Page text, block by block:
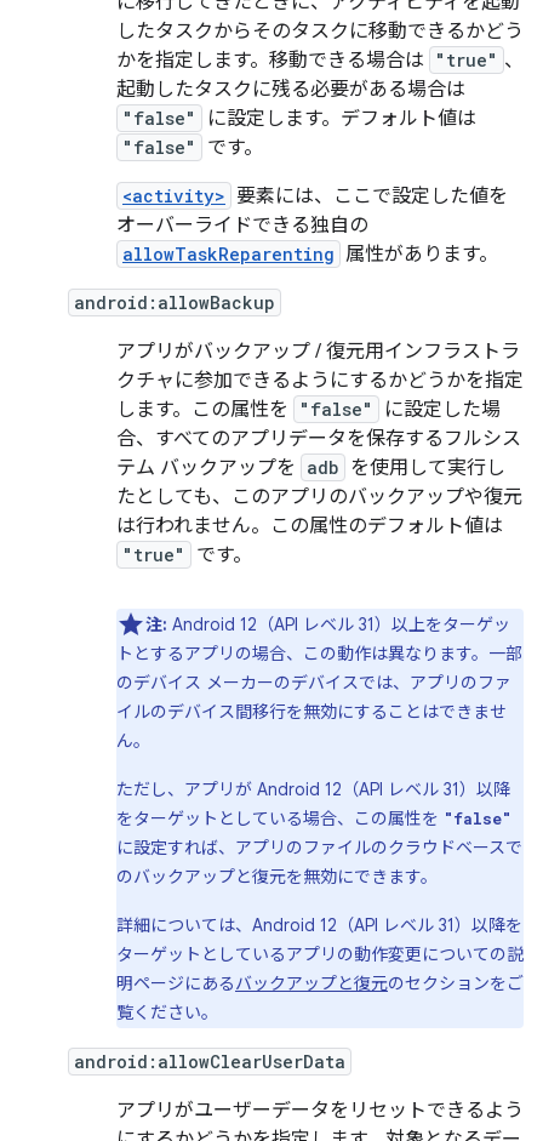
したタスクからそのタスクに移動できるかどう
かを指定します。移動できる場合は
"true" 、
起動したタスクに残る必要がある場合は
"false" に設定します。デフォルト値は
"false" です。
<activity> 要素には、ここで設定した値を
オーバーライドできる独自の
allowTaskReparenting 属性があります。
android:allowBackup
アプリがバックアップ / 復元用インフラストラ
クチャに参加できるようにするかどうかを指定
します。この属性を
"false"
に設定した場
合、すべてのアプリデータを保存するフルシス
テム バックアップを
adb を使用して実行し
たとしても、このアプリのバックアップや復元
は行われません。この属性のデフォルト値は
"true" です。
注: Android 12（API レベル 31）以上をターゲッ
トとするアプリの場合、この動作は異なります。一部
のデバイス メーカーのデバイスでは、アプリのファ
イルのデバイス間移行を無効にすることはできませ
ん。
ただし、アプリが Android 12（API レベル 31）以降
をターゲットとしている場合、この属性を "false"
に設定すれば、アプリのファイルのクラウドベースで
のバックアップと復元を無効にできます。
詳細については、Android 12（API レベル 31）以降を
ターゲットとしているアプリの動作変更についての説
明ページにあるバックアップと復元のセクションをご
覧ください。
android:allowClearUserData
アプリがユーザーデータをリセットできるよう